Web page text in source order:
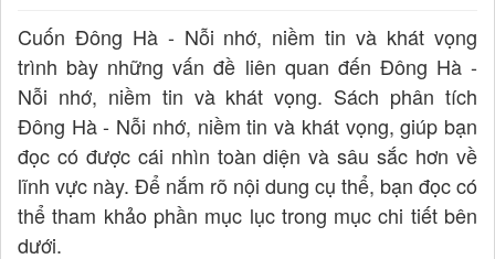
Cuốn Đông Hà - Nỗi nhớ, niềm tin và khát vọng
trình bày những vấn đề liên quan đến Đông Hà -
Nỗi nhớ, niềm tin và khát vọng. Sách phân tích
Đông Hà - Nỗi nhớ, niềm tin và khát vọng, giúp bạn
đọc có được cái nhìn toàn diện và sâu sắc hơn về
lĩnh vực này. Để nắm rõ nội dung cụ thể, bạn đọc có
thể tham khảo phần mục lục trong mục chi tiết bên
dưới.